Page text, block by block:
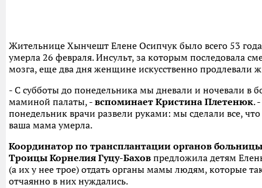
Жительнице Хынчешт Елене Осипчук было всего 53
умерла 26 февраля. Инсульт, за которым последовала
мозга, еще два дня женщине искусственно продлевали
- С субботы до понедельника мы дневали и ночевали в
маминой палаты, - вспоминает Кристина Плетенюк.
понедельник врачи развели руками: мы сделали все,
ваша мама умерла.
Координатор по трансплантации органов
Троицы Корнелия Гуцу-Бахов предложила детям
(а их у нее трое) отдать органы мамы людям, которые
отчаянно в них нуждались.